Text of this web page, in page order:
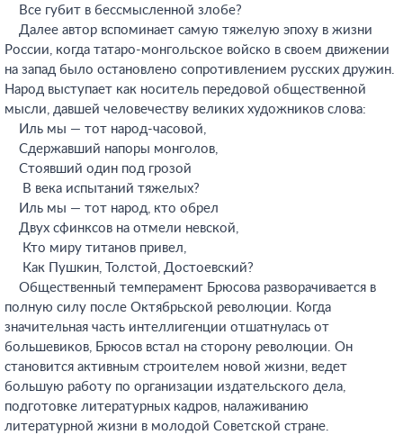
Все губит в бессмысленной злобе?
Далее автор вспоминает самую тяжелую эпоху в жизни
России, когда татаро-монгольское войско в своем движении
на запад было остановлено сопротивлением русских дружин.
Народ выступает как носитель передовой общественной
мысли, давшей человечеству великих художников слова:
Иль мы — тот народ-часовой,
Сдержавший напоры монголов,
Стоявший один под грозой
В века испытаний тяжелых?
Иль мы — тот народ, кто обрел
Двух сфинксов на отмели невской,
Кто миру титанов привел,
Как Пушкин, Толстой, Достоевский?
Общественный темперамент Брюсова разворачивается в
полную силу после Октябрьской революции. Когда
значительная часть интеллигенции отшатнулась от
большевиков, Брюсов встал на сторону революции. Он
становится активным строителем новой жизни, ведет
большую работу по организации издательского дела,
подготовке литературных кадров, налаживанию
литературной жизни в молодой Советской стране.